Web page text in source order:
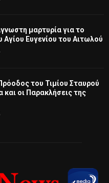
μαρτυρία για το
Αγίου Ευγενίου του Αιτωλού
του Τιμίου Σταυρού
και οι Παρακλήσεις της